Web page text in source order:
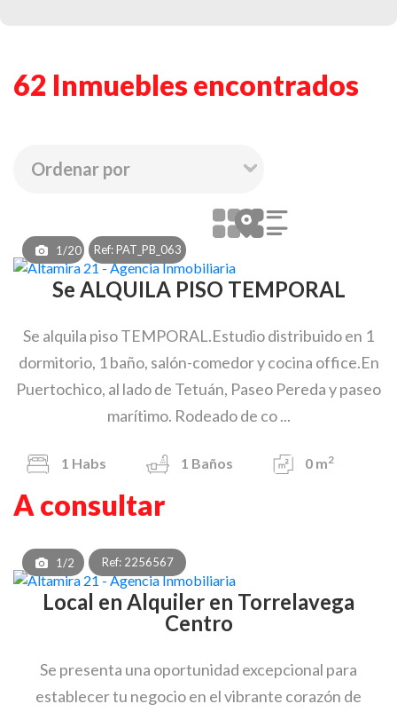
62 Inmuebles encontrados
1/20 Ref: PAT_PB_063
Se ALQUILA PISO TEMPORAL
Se alquila piso TEMPORAL.Estudio distribuido en 1
dormitorio, 1 baño, salón-comedor y cocina office.En
Puertochico, al lado de Tetuán, Paseo Pereda y paseo
marítimo. Rodeado de co ...
1 Habs 1 Baños 0 m2
A consultar
1/2 Ref: 2256567
Local en Alquiler en Torrelavega
Centro
Se presenta una oportunidad excepcional para
establecer tu negocio en el vibrante corazón de